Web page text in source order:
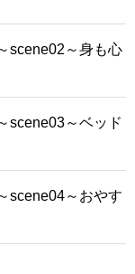
scene02～身も心
scene03～ベッド
scene04～おやす